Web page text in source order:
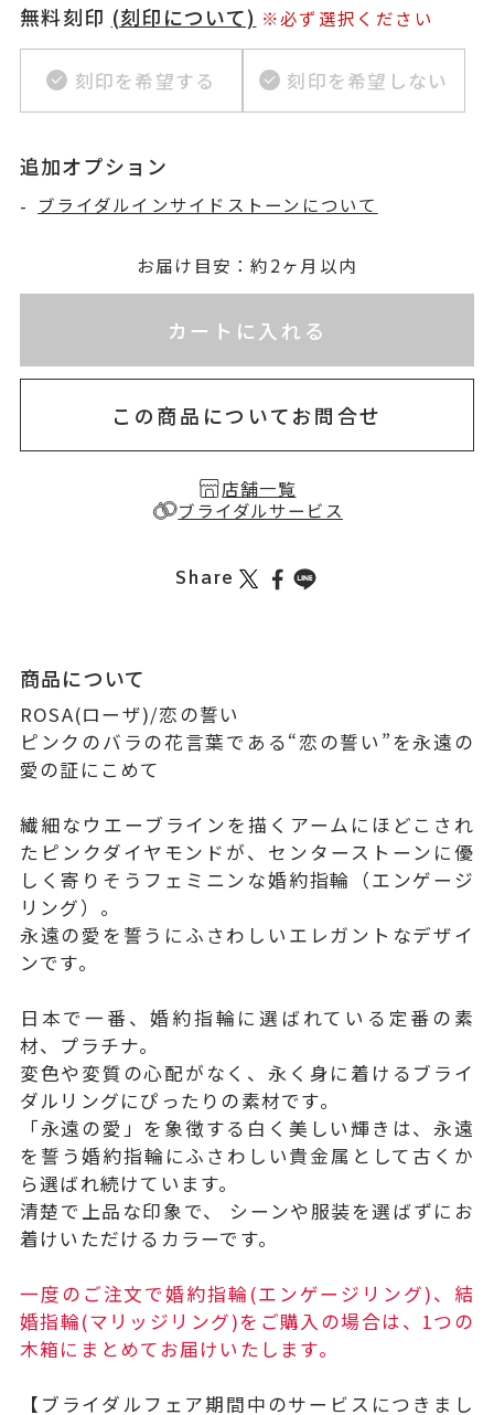
無料刻印 (刻印について) ※必ず選択ください
刻印を希望する 刻印を希望しない
追加オプション
- ブライダルインサイドストーンについて
お届け目安：約2ヶ月以内
カートに入れる
この商品についてお問合せ
店舗一覧
ブライダルサービス
Share
商品について
ROSA(ローザ)/恋の誓い
ピンクのバラの花言葉である“恋の誓い”を永遠の
愛の証にこめて
繊細なウエーブラインを描くアームにほどこされ
たピンクダイヤモンドが、センターストーンに優
しく寄りそうフェミニンな婚約指輪（エンゲージ
リング）。
永遠の愛を誓うにふさわしいエレガントなデザイ
ンです。
日本で一番、婚約指輪に選ばれている定番の素
材、プラチナ。
変色や変質の心配がなく、永く身に着けるブライ
ダルリングにぴったりの素材です。
「永遠の愛」を象徴する白く美しい輝きは、永遠
を誓う婚約指輪にふさわしい貴金属として古くか
ら選ばれ続けています。
清楚で上品な印象で、 シーンや服装を選ばずにお
着けいただけるカラーです。
一度のご注文で婚約指輪(エンゲージリング)、結
婚指輪(マリッジリング)をご購入の場合は、1つの
木箱にまとめてお届けいたします。
【ブライダルフェア期間中のサービスにつきまし